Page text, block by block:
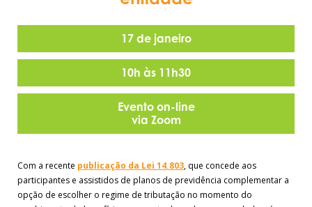
17 de janeiro
10h às 11h30
Evento on-line
via Zoom
Com a recente publicação da Lei 14.803, que concede aos
participantes e assistidos de planos de previdência complementar a
opção de escolher o regime de tributação no momento do